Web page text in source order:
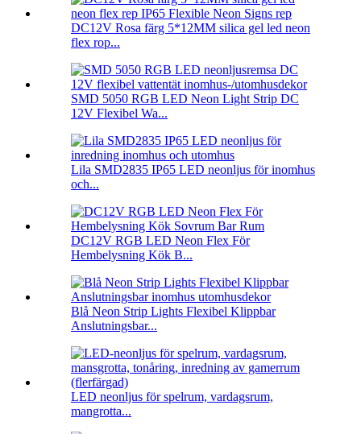
DC12V Rosa färg 5*12MM silica gel led neon
flex rop...
SMD 5050 RGB LED Neon Light Strip DC
12V Flexibel Wa...
Lila SMD2835 IP65 LED neonljus för inomhus
och...
DC12V RGB LED Neon Flex För
Hembelysning Kök B...
Blå Neon Strip Lights Flexibel Klippbar
Anslutningsbar...
LED neonljus för spelrum, vardagsrum,
mangrotta...